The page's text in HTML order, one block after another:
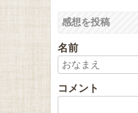
感想を投稿
名前
コメント